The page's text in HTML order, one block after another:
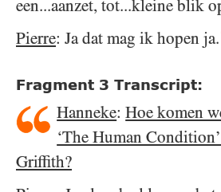
een...aanzet, tot...kleine blik
Pierre: Ja dat mag ik hopen ja.
Fragment 3 Transcript:
Hanneke:Hoe komen
‘The Human
Griffith?